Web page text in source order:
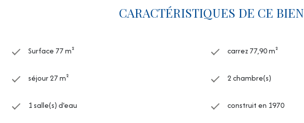
CARACTÉRISTIQUES DE CE BIEN
Surface 77 m² carrez 77,90 m²
séjour 27 m² 2 chambre(s)
1 salle(s) d'eau construit en 1970